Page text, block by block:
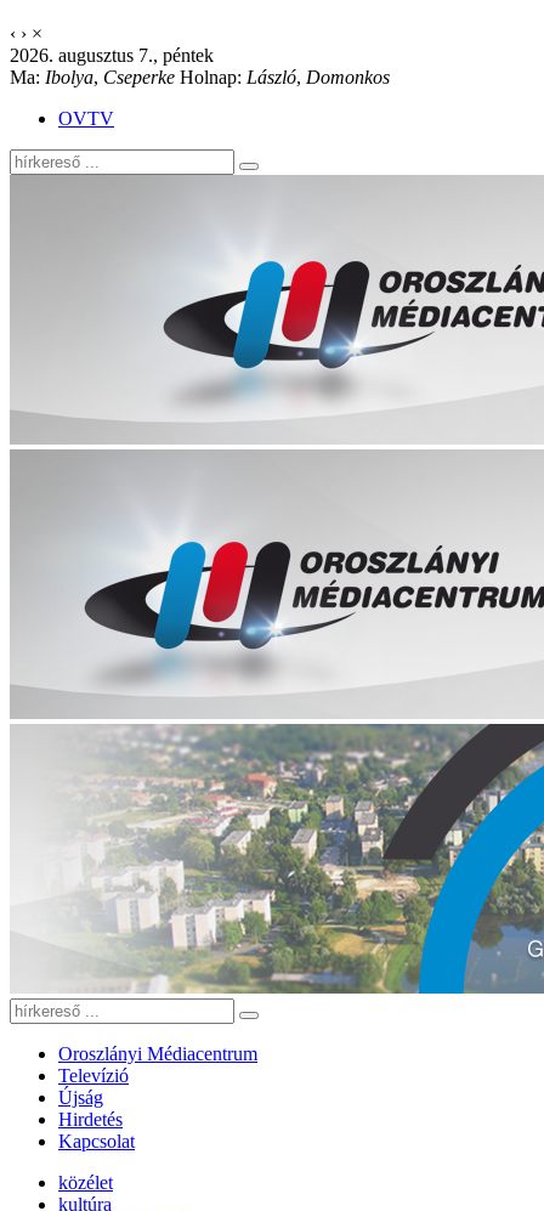
‹ › ×
2026. augusztus 7., péntek
Ma: Ibolya, Cseperke Holnap: László, Domonkos
OVTV
Oroszlányi Médiacentrum
Televízió
Újság
Hirdetés
Kapcsolat
közélet
kultúra